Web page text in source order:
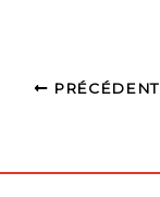
PRÉCÉDENT